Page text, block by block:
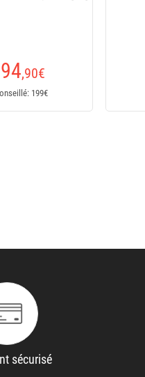
Prix public
sécurisé